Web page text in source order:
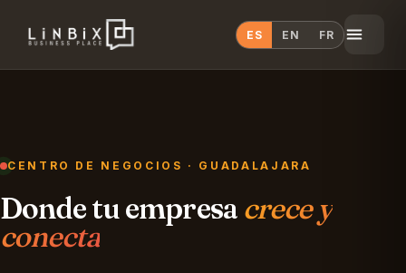
ES EN FR
CENTRO DE NEGOCIOS · GUADALAJARA
Donde tu empresa crece y
conecta